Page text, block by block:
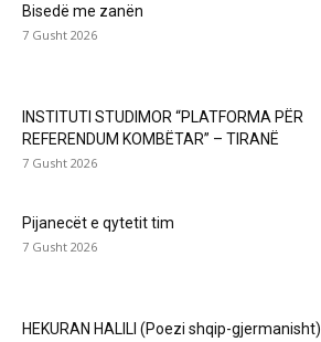
Bisedë me zanën
7 Gusht 2026
INSTITUTI STUDIMOR “PLATFORMA PËR
REFERENDUM KOMBËTAR” – TIRANË
7 Gusht 2026
Pijanecët e qytetit tim
7 Gusht 2026
HEKURAN HALILI (Poezi shqip-gjermanisht)